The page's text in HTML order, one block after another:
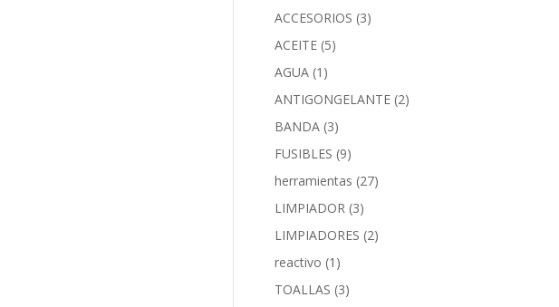
ACCESORIOS (3)
ACEITE (5)
AGUA (1)
ANTIGONGELANTE (2)
BANDA (3)
FUSIBLES (9)
herramientas (27)
LIMPIADOR (3)
LIMPIADORES (2)
reactivo (1)
TOALLAS (3)